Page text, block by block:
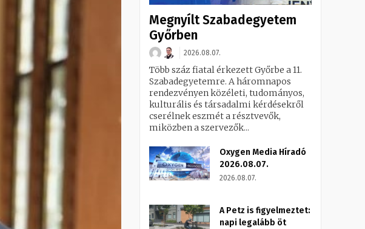
Megnyílt Szabadegyetem
Győrben
2026.08.07.
Több száz fiatal érkezett Győrbe a 11.
Szabadegyetemre. A háromnapos
rendezvényen közéleti, tudományos,
kulturális és társadalmi kérdésekről
cserélnek eszmét a résztvevők,
miközben a szervezők...
Oxygen Media Híradó
2026.08.07.
2026.08.07.
A Petz is figyelmeztet:
napi legalább öt